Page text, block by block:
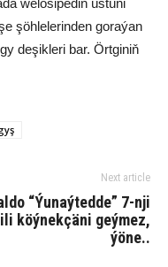
welosipediň üstüni
şöhlelerinden goraýan
deşikleri bar. Örtginiň
Next article
“Ýunaýtedde” 7-nji
köýnekçäni geýmez,
ýöne..